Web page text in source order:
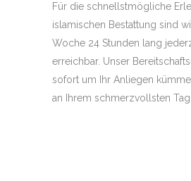
Für die schnellstmögliche
islamischen Bestattung sind
Woche 24 Stunden lang
erreichbar. Unser
sofort um Ihr Anliegen
an Ihrem schmerzvollsten Tag